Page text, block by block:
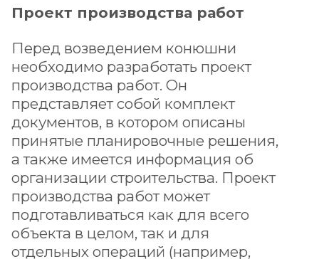
Проект производства работ
Перед возведением конюшни
необходимо разработать проект
производства работ. Он
представляет собой комплект
документов, в котором описаны
принятые планировочные решения,
а также имеется информация об
организации строительства. Проект
производства работ может
подготавливаться как для всего
объекта в целом, так и для
отдельных операций (например,